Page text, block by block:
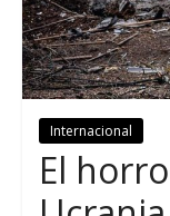
Internacional
El